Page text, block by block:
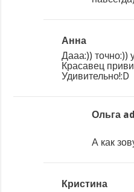
Анна
Дааа:)) точно:))
Красавец
Удивительно!:D
Ольга
А как
Кристина